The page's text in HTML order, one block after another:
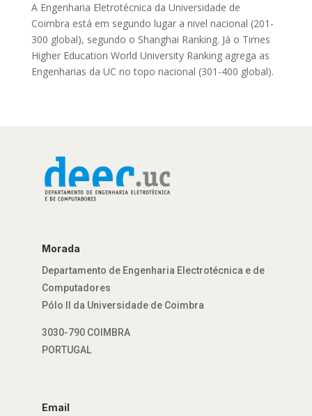
A Engenharia Eletrotécnica da Universidade de
Coimbra está em segundo lugar a nivel nacional (201-
300 global), segundo o Shanghai Ranking. Já o Times
Higher Education World University Ranking agrega as
Engenharias da UC no topo nacional (301-400 global).
Morada
Departamento de Engenharia Electrotécnica e de
Computadores
Pólo II da Universidade de Coimbra
3030-790 COIMBRA
PORTUGAL
Email